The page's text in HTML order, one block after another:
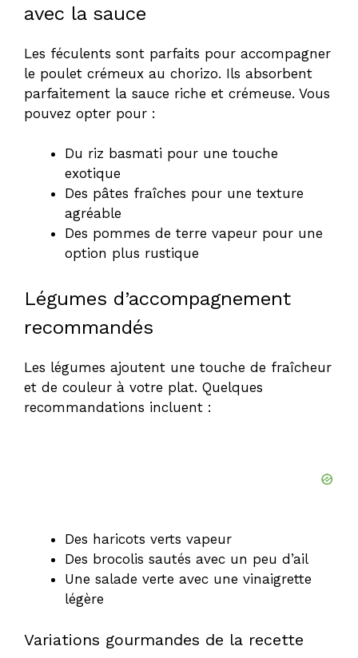
avec la sauce
Les féculents sont parfaits pour accompagner
le poulet crémeux au chorizo. Ils absorbent
parfaitement la sauce riche et crémeuse. Vous
pouvez opter pour :
Du riz basmati pour une touche
exotique
Des pâtes fraîches pour une texture
agréable
Des pommes de terre vapeur pour une
option plus rustique
Légumes d’accompagnement
recommandés
Les légumes ajoutent une touche de fraîcheur
et de couleur à votre plat. Quelques
recommandations incluent :
Des haricots verts vapeur
Des brocolis sautés avec un peu d’ail
Une salade verte avec une vinaigrette
légère
Variations gourmandes de la recette